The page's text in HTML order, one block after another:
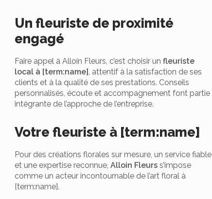
Un fleuriste de proximité
engagé
Faire appel à Alloin Fleurs, c’est choisir un fleuriste
local à [term:name], attentif à la satisfaction de ses
clients et à la qualité de ses prestations. Conseils
personnalisés, écoute et accompagnement font partie
intégrante de l’approche de l’entreprise.
Votre fleuriste à [term:name]
Pour des créations florales sur mesure, un service fiable
et une expertise reconnue, Alloin Fleurs s’impose
comme un acteur incontournable de l’art floral à
[term:name].